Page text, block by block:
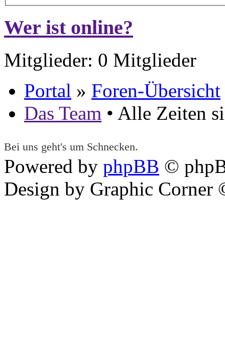
Wer ist online?
Mitglieder: 0 Mitglieder
Portal » Foren-Übersicht
Das Team • Alle Zeiten
Bei uns geht's um Schnecken.
Powered by phpBB ©
Design by Graphic Corner